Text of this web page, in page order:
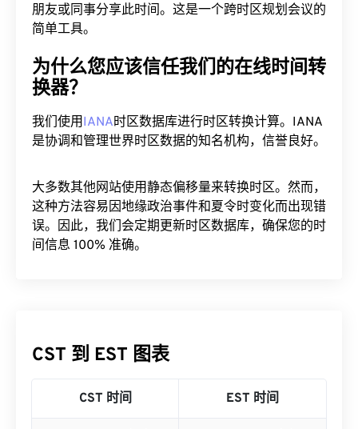
朋友或同事分享此时间。这是一个跨时区规划会议的
简单工具。
为什么您应该信任我们的在线时间转
换器？
我们使用IANA时区数据库进行时区转换计算。IANA
是协调和管理世界时区数据的知名机构，信誉良好。
大多数其他网站使用静态偏移量来转换时区。然而，
这种方法容易因地缘政治事件和夏令时变化而出现错
误。因此，我们会定期更新时区数据库，确保您的时
间信息 100% 准确。
CST 到 EST 图表
CST 时间 EST 时间